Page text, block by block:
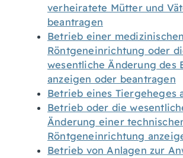
verheiratete Mütter und
beantragen
Betrieb einer medizinischen
Röntgeneinrichtung oder
wesentliche Änderung des
anzeigen oder beantragen
Betrieb eines Tiergeheges
Betrieb oder die
Änderung einer
Röntgeneinrichtung
Betrieb von Anlagen zur